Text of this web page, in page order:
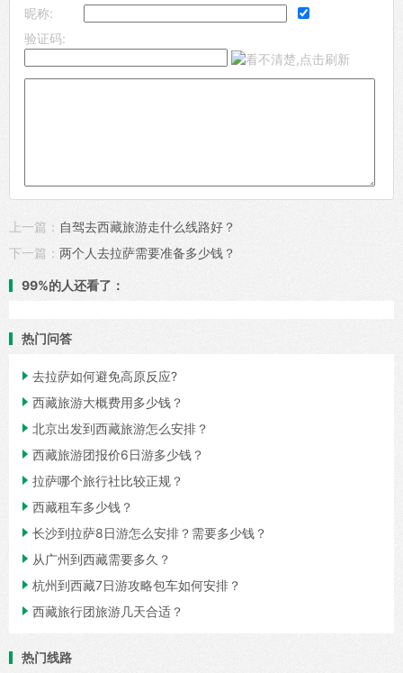
昵称:
验证码:
上一篇： 自驾去西藏旅游走什么线路好？
下一篇： 两个人去拉萨需要准备多少钱？
99%的人还看了：
热门问答
 去拉萨如何避免高原反应?
 西藏旅游大概费用多少钱？
 北京出发到西藏旅游怎么安排？
 西藏旅游团报价6日游多少钱？
 拉萨哪个旅行社比较正规？
 西藏租车多少钱？
 长沙到拉萨8日游怎么安排？需要多少钱？
 从广州到西藏需要多久？
 杭州到西藏7日游攻略包车如何安排？
 西藏旅行团旅游几天合适？
热门线路